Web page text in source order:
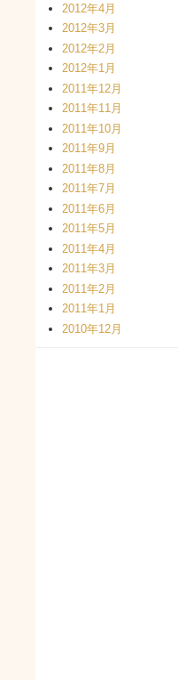
2012年4月
2012年3月
2012年2月
2012年1月
2011年12月
2011年11月
2011年10月
2011年9月
2011年8月
2011年7月
2011年6月
2011年5月
2011年4月
2011年3月
2011年2月
2011年1月
2010年12月